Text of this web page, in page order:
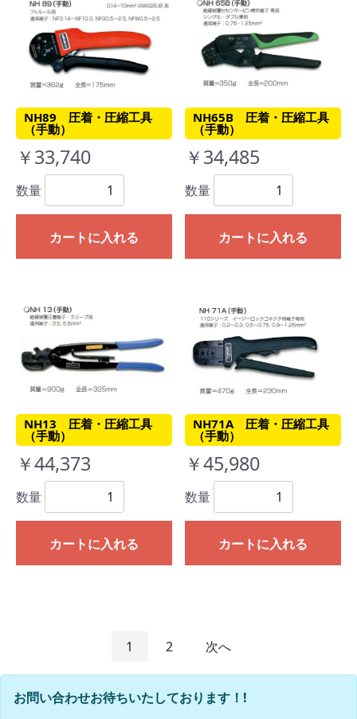
NH89 圧着・圧縮工具
（手動）
￥33,740
数量
カートに入れる
NH65B 圧着・圧縮工具
（手動）
￥34,485
数量
カートに入れる
NH13 圧着・圧縮工具
（手動）
￥44,373
数量
カートに入れる
NH71A 圧着・圧縮工具
（手動）
￥45,980
数量
カートに入れる
1 2 次へ
お問い合わせお待ちいたしております！!